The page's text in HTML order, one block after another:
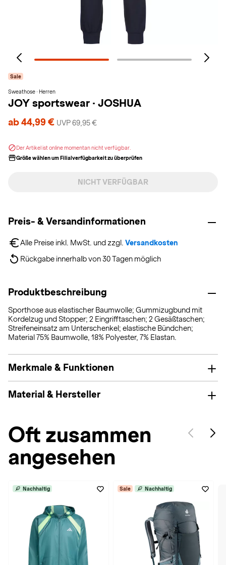
Sale
Sweathose · Herren
JOY sportswear · JOSHUA
ab 44,99 € UVP 69,95 €
Der Artikel ist online momentan nicht verfügbar.
Größe wählen um Filialverfügbarkeit zu überprüfen
NICHT VERFÜGBAR
Preis- & Versandinformationen
Alle Preise inkl. MwSt. und zzgl. Versandkosten
Rückgabe innerhalb von 30 Tagen möglich
Produktbeschreibung
Sporthose aus elastischer Baumwolle; Gummizugbund mit
Kordelzug und Stopper; 2 Eingrifftaschen; 2 Gesäßtaschen;
Streifeneinsatz am Unterschenkel; elastische Bündchen;
Material 75% Baumwolle, 18% Polyester, 7% Elastan.
Merkmale & Funktionen
Material & Hersteller
Oft zusammen
angesehen
Nachhaltig Sale Nachhaltig